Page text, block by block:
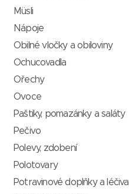
Müsli
Nápoje
Obilné vločky a obiloviny
Ochucovadla
Ořechy
Ovoce
Paštiky, pomazánky a saláty
Pečivo
Polevy, zdobení
Polotovary
Potravinové doplňky a léčiva